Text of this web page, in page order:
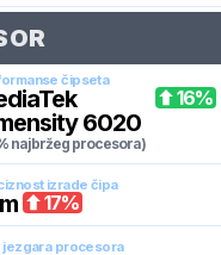
čipseta
6020
najbržeg procesora)
16%
izrade čipa
17%
jezgara procesora